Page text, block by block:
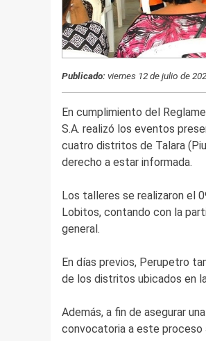
Publicado:viernes 12 de julio de
En cumplimiento del
S.A. realizó los eventos
cuatro distritos de Talara
derecho a estar informada.
Los talleres se realizaron el
Lobitos, contando con la
general.
En días previos, Perupetro
de los distritos ubicados en
Además, a fin de asegurar
convocatoria a este proceso